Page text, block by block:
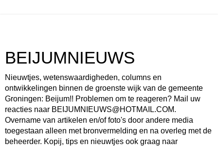
BEIJUMNIEUWS
Nieuwtjes, wetenswaardigheden, columns en
ontwikkelingen binnen de groenste wijk van de gemeente
Groningen: Beijum!! Problemen om te reageren? Mail uw
reacties naar BEIJUMNIEUWS@HOTMAIL.COM.
Overname van artikelen en/of foto's door andere media
toegestaan alleen met bronvermelding en na overleg met de
beheerder. Kopij, tips en nieuwtjes ook graag naar